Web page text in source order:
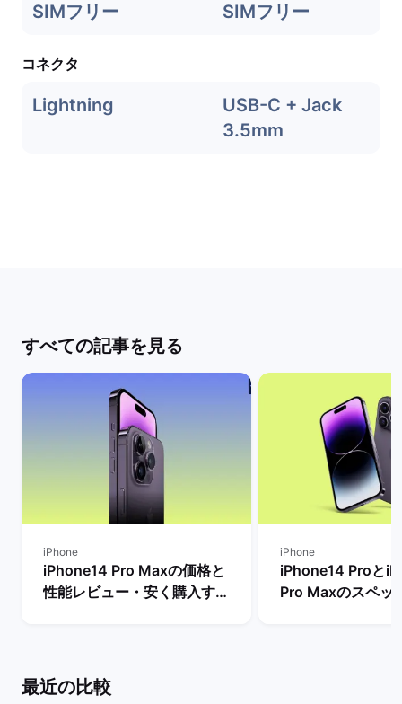
SIMフリー SIMフリー
コネクタ
Lightning
USB-C + Jack
3.5mm
すべての記事を見る
iPhone
iPhone14 Pro Maxの価格と
性能レビュー・安く購入する
iPhone
iPhone14 Proと
Pro Maxのスペッ
最近の比較